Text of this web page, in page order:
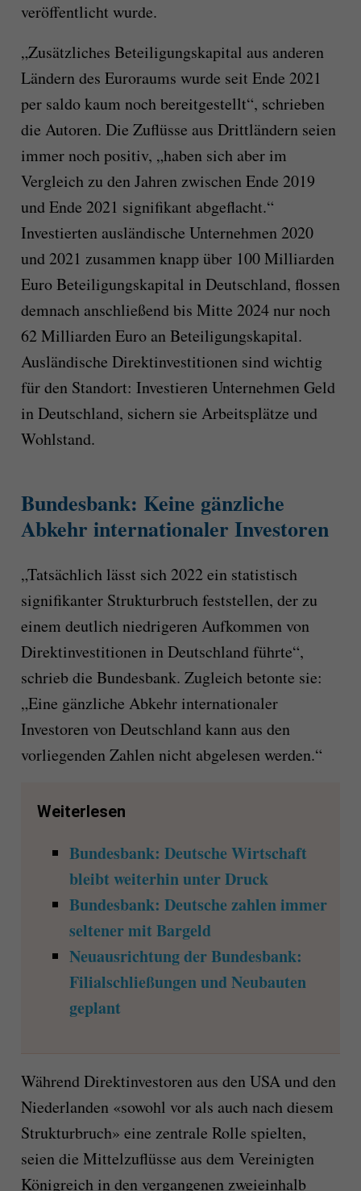
veröffentlicht wurde.
„Zusätzliches Beteiligungskapital aus anderen
Ländern des Euroraums wurde seit Ende 2021
per saldo kaum noch bereitgestellt“, schrieben
die Autoren. Die Zuflüsse aus Drittländern seien
immer noch positiv, „haben sich aber im
Vergleich zu den Jahren zwischen Ende 2019
und Ende 2021 signifikant abgeflacht.“
Investierten ausländische Unternehmen 2020
und 2021 zusammen knapp über 100 Milliarden
Euro Beteiligungskapital in Deutschland, flossen
demnach anschließend bis Mitte 2024 nur noch
62 Milliarden Euro an Beteiligungskapital.
Ausländische Direktinvestitionen sind wichtig
für den Standort: Investieren Unternehmen Geld
in Deutschland, sichern sie Arbeitsplätze und
Wohlstand.
Bundesbank: Keine gänzliche
Abkehr internationaler Investoren
„Tatsächlich lässt sich 2022 ein statistisch
signifikanter Strukturbruch feststellen, der zu
einem deutlich niedrigeren Aufkommen von
Direktinvestitionen in Deutschland führte“,
schrieb die Bundesbank. Zugleich betonte sie:
„Eine gänzliche Abkehr internationaler
Investoren von Deutschland kann aus den
vorliegenden Zahlen nicht abgelesen werden.“
Weiterlesen
Bundesbank: Deutsche Wirtschaft
bleibt weiterhin unter Druck
Bundesbank: Deutsche zahlen immer
seltener mit Bargeld
Neuausrichtung der Bundesbank:
Filialschließungen und Neubauten
geplant
Während Direktinvestoren aus den USA und den
Niederlanden «sowohl vor als auch nach diesem
Strukturbruch» eine zentrale Rolle spielten,
seien die Mittelzuflüsse aus dem Vereinigten
Königreich in den vergangenen zweieinhalb